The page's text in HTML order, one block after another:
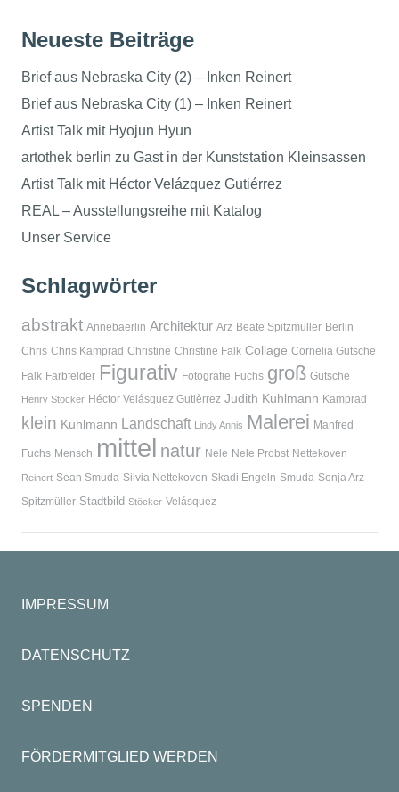
Neueste Beiträge
Brief aus Nebraska City (2) – Inken Reinert
Brief aus Nebraska City (1) – Inken Reinert
Artist Talk mit Hyojun Hyun
artothek berlin zu Gast in der Kunststation Kleinsassen
Artist Talk mit Héctor Velázquez Gutiérrez
REAL – Ausstellungsreihe mit Katalog
Unser Service
Schlagwörter
abstrakt Annebaerlin Architektur Arz Beate Spitzmüller Berlin
Chris Chris Kamprad Christine Christine Falk Collage Cornelia Gutsche
Falk Farbfelder Figurativ Fotografie Fuchs groß Gutsche
Henry Stöcker Héctor Velásquez Gutièrrez Judith Kuhlmann Kamprad
klein Kuhlmann Landschaft Lindy Annis Malerei Manfred
Fuchs Mensch mittel natur Nele Nele Probst Nettekoven
Reinert Sean Smuda Silvia Nettekoven Skadi Engeln Smuda Sonja Arz
Spitzmüller Stadtbild Stöcker Velásquez
IMPRESSUM
DATENSCHUTZ
SPENDEN
FÖRDERMITGLIED WERDEN